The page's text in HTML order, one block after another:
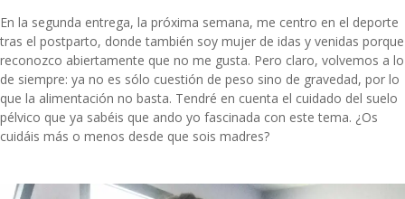
En la segunda entrega, la próxima semana, me centro en el deporte
tras el postparto, donde también soy mujer de idas y venidas porque
reconozco abiertamente que no me gusta. Pero claro, volvemos a lo
de siempre: ya no es sólo cuestión de peso sino de gravedad, por lo
que la alimentación no basta. Tendré en cuenta el cuidado del suelo
pélvico que ya sabéis que ando yo fascinada con este tema. ¿Os
cuidáis más o menos desde que sois madres?